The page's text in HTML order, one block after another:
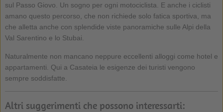
sul Passo Giovo. Un sogno per ogni motociclista. E anche i ciclisti
amano questo percorso, che non richiede solo fatica sportiva, ma
che alletta anche con splendide viste panoramiche sulle Alpi della
Val Sarentino e lo Stubai.
Naturalmente non mancano neppure eccellenti alloggi come hotel e
appartamenti. Qui a Casateia le esigenze dei turisti vengono
sempre soddisfatte.
Altri suggerimenti che possono interessarti: